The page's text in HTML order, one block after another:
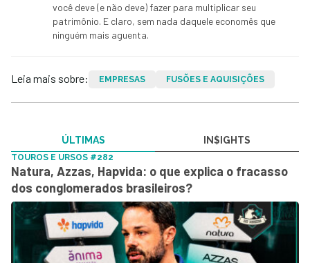
você deve (e não deve) fazer para multiplicar seu
patrimônio. E claro, sem nada daquele economês que
ninguém mais aguenta.
Leia mais sobre: EMPRESAS FUSÕES E AQUISIÇÕES
ÚLTIMAS IN$IGHTS
TOUROS E URSOS #282
Natura, Azzas, Hapvida: o que explica o fracasso
dos conglomerados brasileiros?